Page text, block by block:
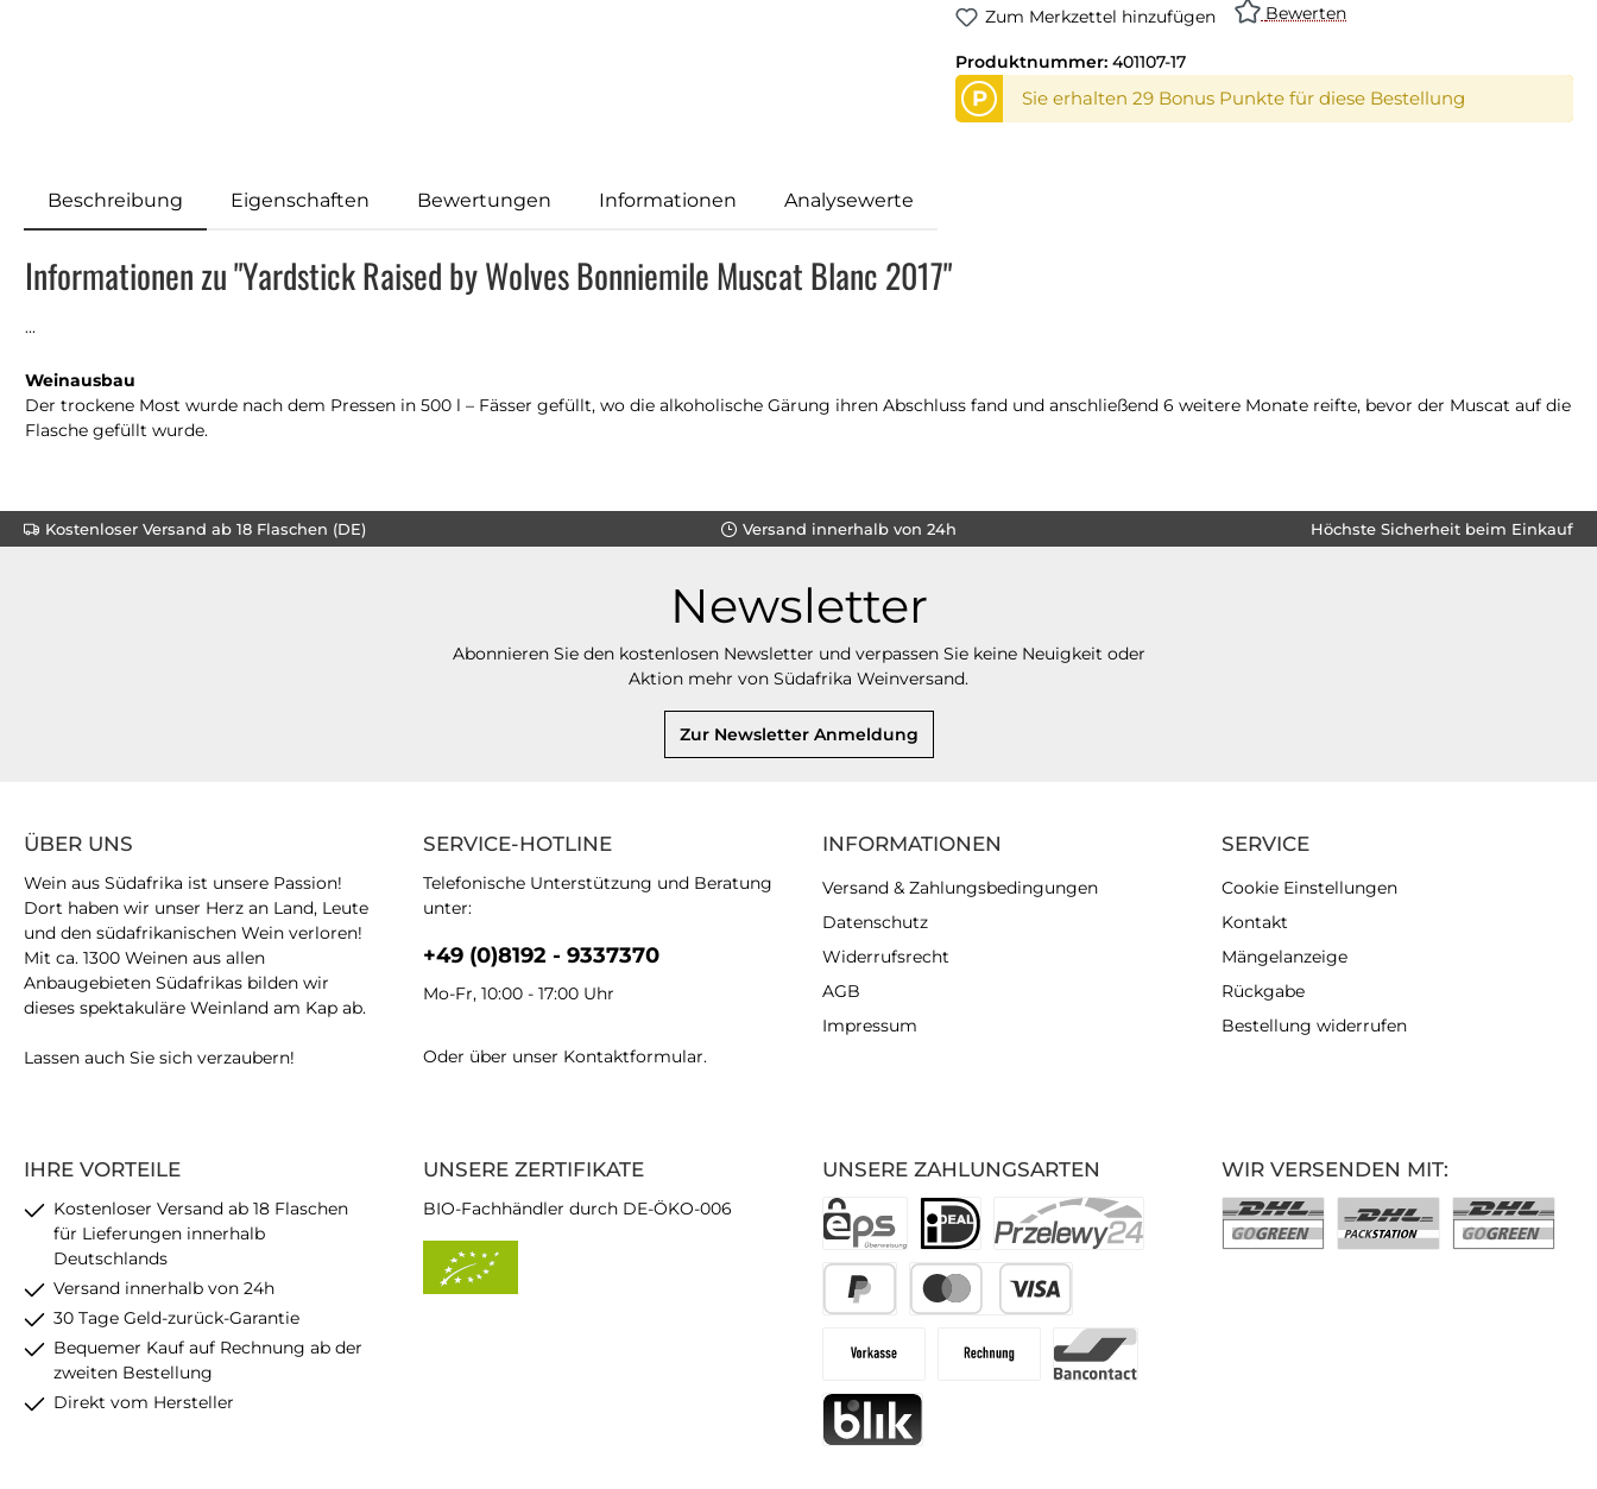
Zum Merkzettel hinzufügen Bewerten
Produktnummer: 401107-17
P Sie erhalten 29 Bonus Punkte für diese Bestellung
Beschreibung Eigenschaften Bewertungen Informationen Analysewerte
Informationen zu "Yardstick Raised by Wolves Bonniemile Muscat Blanc 2017"
...
Weinausbau
Der trockene Most wurde nach dem Pressen in 500 l – Fässer gefüllt, wo die alkoholische Gärung ihren Abschluss fand und anschließend 6 weitere Monate reifte, bevor der Muscat auf die
Flasche gefüllt wurde.
Kostenloser Versand ab 18 Flaschen (DE) Versand innerhalb von 24h Höchste Sicherheit beim Einkauf
Newsletter
Abonnieren Sie den kostenlosen Newsletter und verpassen Sie keine Neuigkeit oder
Aktion mehr von Südafrika Weinversand.
Zur Newsletter Anmeldung
SERVICE-HOTLINE
Telefonische Unterstützung und Beratung
unter:
+49 (0)8192 - 9337370
Mo-Fr, 10:00 - 17:00 Uhr
Oder über unser Kontaktformular.
IHRE VORTEILE
Kostenloser Versand ab 18 Flaschen
für Lieferungen innerhalb
Deutschlands
Versand innerhalb von 24h
30 Tage Geld-zurück-Garantie
Bequemer Kauf auf Rechnung ab der
zweiten Bestellung
Direkt vom Hersteller
UNSERE ZAHLUNGSARTEN
ÜBER UNS
Wein aus Südafrika ist unsere Passion!
Dort haben wir unser Herz an Land, Leute
und den südafrikanischen Wein verloren!
Mit ca. 1300 Weinen aus allen
Anbaugebieten Südafrikas bilden wir
dieses spektakuläre Weinland am Kap ab.
Lassen auch Sie sich verzaubern!
UNSERE ZERTIFIKATE
BIO-Fachhändler durch DE-ÖKO-006
INFORMATIONEN
Versand & Zahlungsbedingungen
Datenschutz
Widerrufsrecht
AGB
Impressum
SERVICE
Cookie Einstellungen
Kontakt
Mängelanzeige
Rückgabe
Bestellung widerrufen
WIR VERSENDEN MIT: